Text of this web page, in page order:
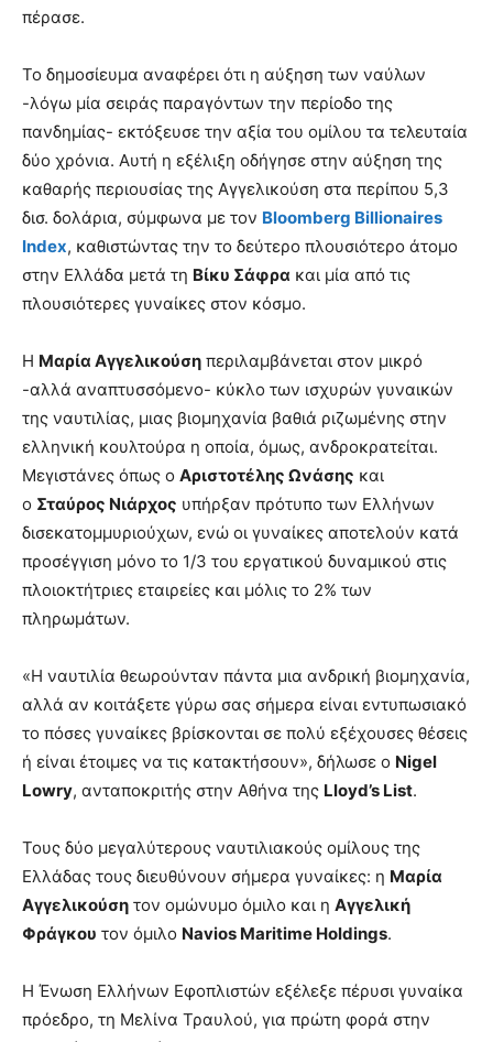
πέρασε.
Το δημοσίευμα αναφέρει ότι η αύξηση των ναύλων
-λόγω μία σειράς παραγόντων την περίοδο της
πανδημίας- εκτόξευσε την αξία του ομίλου τα τελευταία
δύο χρόνια. Αυτή η εξέλιξη οδήγησε στην αύξηση της
καθαρής περιουσίας της Αγγελικούση στα περίπου 5,3
δισ. δολάρια, σύμφωνα με τον Bloomberg Billionaires
Index, καθιστώντας την το δεύτερο πλουσιότερο άτομο
στην Ελλάδα μετά τη Βίκυ Σάφρα και μία από τις
πλουσιότερες γυναίκες στον κόσμο.
Η Μαρία Αγγελικούση περιλαμβάνεται στον μικρό
-αλλά αναπτυσσόμενο- κύκλο των ισχυρών γυναικών
της ναυτιλίας, μιας βιομηχανία βαθιά ριζωμένης στην
ελληνική κουλτούρα η οποία, όμως, ανδροκρατείται.
Μεγιστάνες όπως ο Αριστοτέλης Ωνάσης και
ο Σταύρος Νιάρχος υπήρξαν πρότυπο των Ελλήνων
δισεκατομμυριούχων, ενώ οι γυναίκες αποτελούν κατά
προσέγγιση μόνο το 1/3 του εργατικού δυναμικού στις
πλοιοκτήτριες εταιρείες και μόλις το 2% των
πληρωμάτων.
«Η ναυτιλία θεωρούνταν πάντα μια ανδρική βιομηχανία,
αλλά αν κοιτάξετε γύρω σας σήμερα είναι εντυπωσιακό
το πόσες γυναίκες βρίσκονται σε πολύ εξέχουσες θέσεις
ή είναι έτοιμες να τις κατακτήσουν», δήλωσε ο Nigel
Lowry, ανταποκριτής στην Αθήνα της Lloyd’s List.
Τους δύο μεγαλύτερους ναυτιλιακούς ομίλους της
Ελλάδας τους διευθύνουν σήμερα γυναίκες: η Μαρία
Αγγελικούση τον ομώνυμο όμιλο και η Αγγελική
Φράγκου τον όμιλο Navios Maritime Holdings.
Η Ένωση Ελλήνων Εφοπλιστών εξέλεξε πέρυσι γυναίκα
πρόεδρο, τη Μελίνα Τραυλού, για πρώτη φορά στην